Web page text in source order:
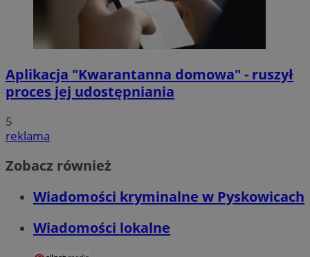
Aplikacja "Kwarantanna domowa" - ruszył
proces jej udostępniania
5
reklama
Zobacz również
Wiadomości kryminalne w Pyskowicach
Wiadomości lokalne